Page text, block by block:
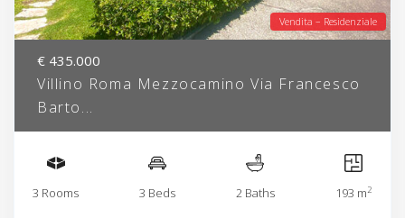
Vendita – Residenziale
€ 435.000
Villino Roma Mezzocamino Via Francesco
Barto...
3 Rooms 3 Beds 2 Baths 193 m2